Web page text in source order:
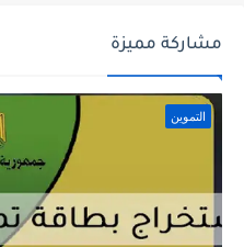
مشاركة مميزة
التموين